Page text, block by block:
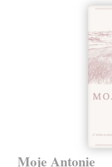
Moje Antonie